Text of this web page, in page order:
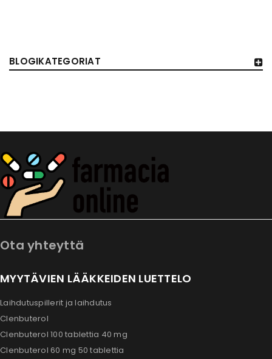
BLOGIKATEGORIAT
Ota yhteyttä
MYYTÄVIEN LÄÄKKEIDEN LUETTELO
Laihdutuspillerit ja laihdutus
Clenbuterol
Clenbuterol 100 tablettia 40 mg
Clenbuterol 60 mg 50 tablettia